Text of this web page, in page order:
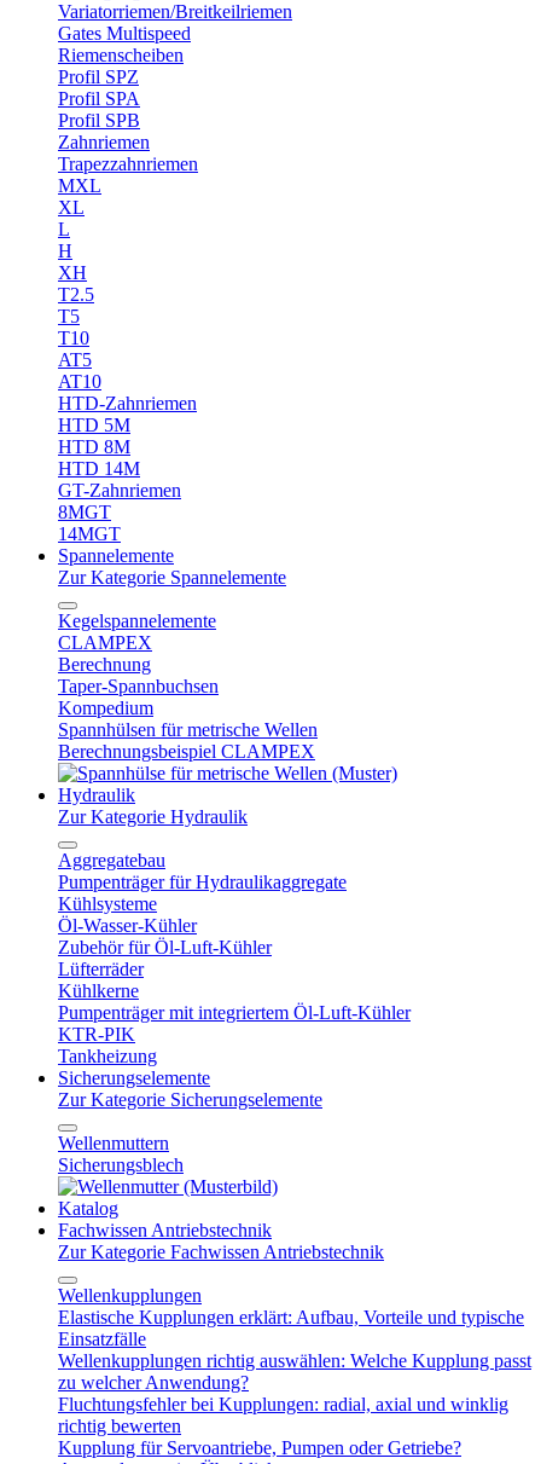
Variatorriemen/Breitkeilriemen
Gates Multispeed
Riemenscheiben
Profil SPZ
Profil SPA
Profil SPB
Zahnriemen
Trapezzahnriemen
MXL
XL
L
H
XH
T2.5
T5
T10
AT5
AT10
HTD-Zahnriemen
HTD 5M
HTD 8M
HTD 14M
GT-Zahnriemen
8MGT
14MGT
Spannelemente
Zur Kategorie Spannelemente
Kegelspannelemente
CLAMPEX
Berechnung
Taper-Spannbuchsen
Kompedium
Spannhülsen für metrische Wellen
Berechnungsbeispiel CLAMPEX
Hydraulik
Zur Kategorie Hydraulik
Aggregatebau
Pumpenträger für Hydraulikaggregate
Kühlsysteme
Öl-Wasser-Kühler
Zubehör für Öl-Luft-Kühler
Lüfterräder
Kühlkerne
Pumpenträger mit integriertem Öl-Luft-Kühler
KTR-PIK
Tankheizung
Sicherungselemente
Zur Kategorie Sicherungselemente
Wellenmuttern
Sicherungsblech
Katalog
Fachwissen Antriebstechnik
Zur Kategorie Fachwissen Antriebstechnik
Wellenkupplungen
Elastische Kupplungen erklärt: Aufbau, Vorteile und typische
Einsatzfälle
Wellenkupplungen richtig auswählen: Welche Kupplung passt
zu welcher Anwendung?
Fluchtungsfehler bei Kupplungen: radial, axial und winklig
richtig bewerten
Kupplung für Servoantriebe, Pumpen oder Getriebe?